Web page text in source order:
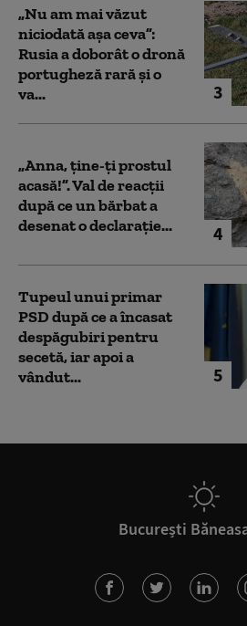
3
„Nu am mai văzut
niciodată așa ceva”:
Rusia a doborât o dronă
portugheză rară și o
va...
4
„Anna, ţine-ţi prostul
acasă!”. Val de reacții
după ce un bărbat a
desenat o declarație...
5
Tupeul unui primar
PSD după ce a încasat
despăgubiri pentru
secetă, iar apoi a
vândut...
București